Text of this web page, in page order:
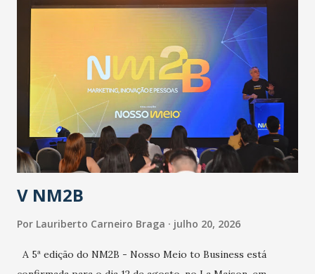
públicos e domiciliares. “Nós não estamos vivendo uma
epidemia comum, como temos em todos os anos, com
aumento de casos de dengue, influenza ou H1N1. Trata-se
de uma epidemia com um vírus diferente, com um poder de
contaminação maior que outros coronavírus”, apontou o
secretário. Segundo ele, é uma epidemia com chance de
contaminação alta, podendo gerar um grande risco à
população e ao sistema de saúde. “Precisamos saber fazer a
estratificação do risco da doença, para não so...
V NM2B
Por Lauriberto Carneiro Braga julho 20, 2026
A 5ª edição do NM2B - Nosso Meio to Business está